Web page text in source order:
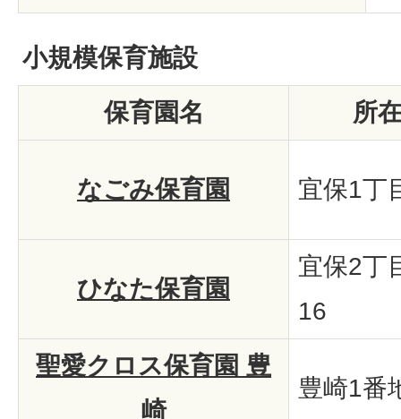
小規模保育施設
保育園名
所
なごみ保育園 宜保1丁
ひなた保育園
宜保2丁
16
聖愛クロス保育園 豊
崎
豊崎1番